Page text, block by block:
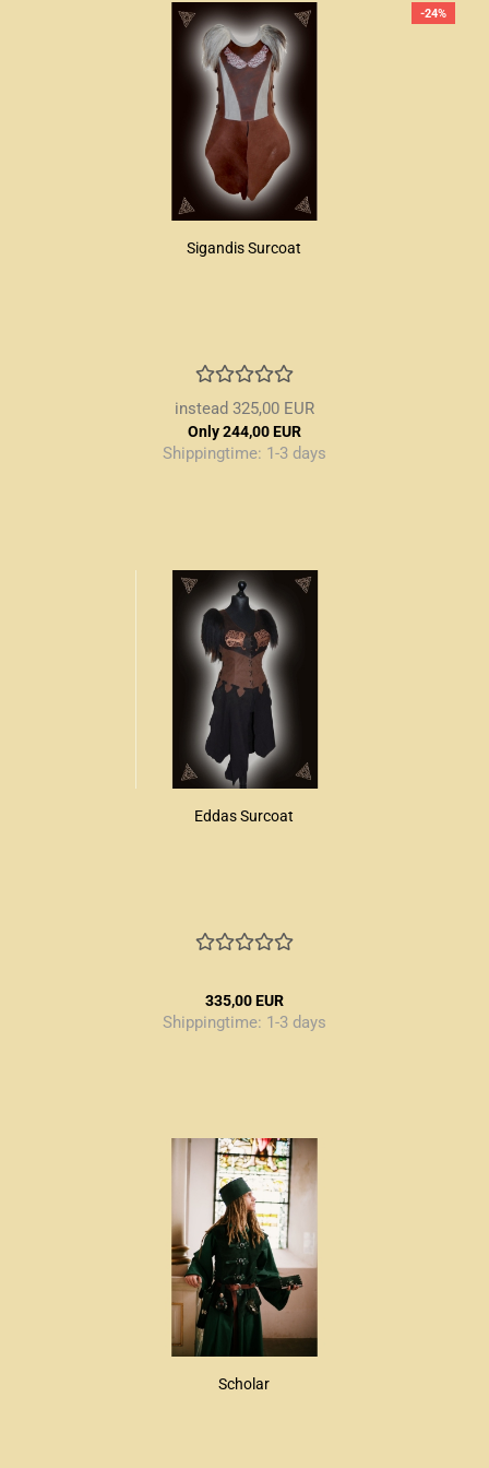
-24%
Sigandis Surcoat
instead 325,00 EUR
Only 244,00 EUR
Shippingtime: 1-3 days
Eddas Surcoat
335,00 EUR
Shippingtime: 1-3 days
Scholar